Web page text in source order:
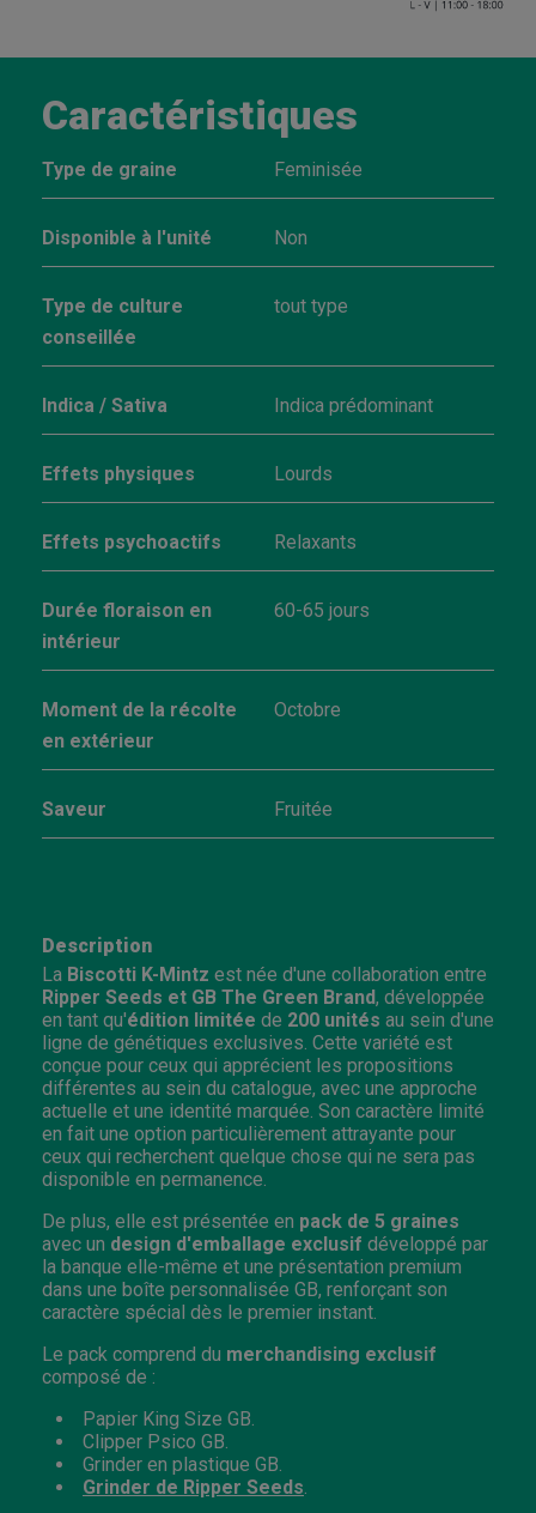
Caractéristiques
Type de graine Feminisée
Disponible à l'unité Non
Type de culture
conseillée
tout type
Indica / Sativa Indica prédominant
Effets physiques Lourds
Effets psychoactifs Relaxants
Durée floraison en
intérieur
60-65 jours
Moment de la récolte
en extérieur
Octobre
Saveur Fruitée
Description
La Biscotti K-Mintz est née d'une collaboration entre
Ripper Seeds et GB The Green Brand, développée
en tant qu'édition limitée de 200 unités au sein d'une
ligne de génétiques exclusives. Cette variété est
conçue pour ceux qui apprécient les propositions
différentes au sein du catalogue, avec une approche
actuelle et une identité marquée. Son caractère limité
en fait une option particulièrement attrayante pour
ceux qui recherchent quelque chose qui ne sera pas
disponible en permanence.
De plus, elle est présentée en pack de 5 graines
avec un design d'emballage exclusif développé par
la banque elle-même et une présentation premium
dans une boîte personnalisée GB, renforçant son
caractère spécial dès le premier instant.
Le pack comprend du merchandising exclusif
composé de :
Papier King Size GB.
Clipper Psico GB.
Grinder en plastique GB.
Grinder de Ripper Seeds